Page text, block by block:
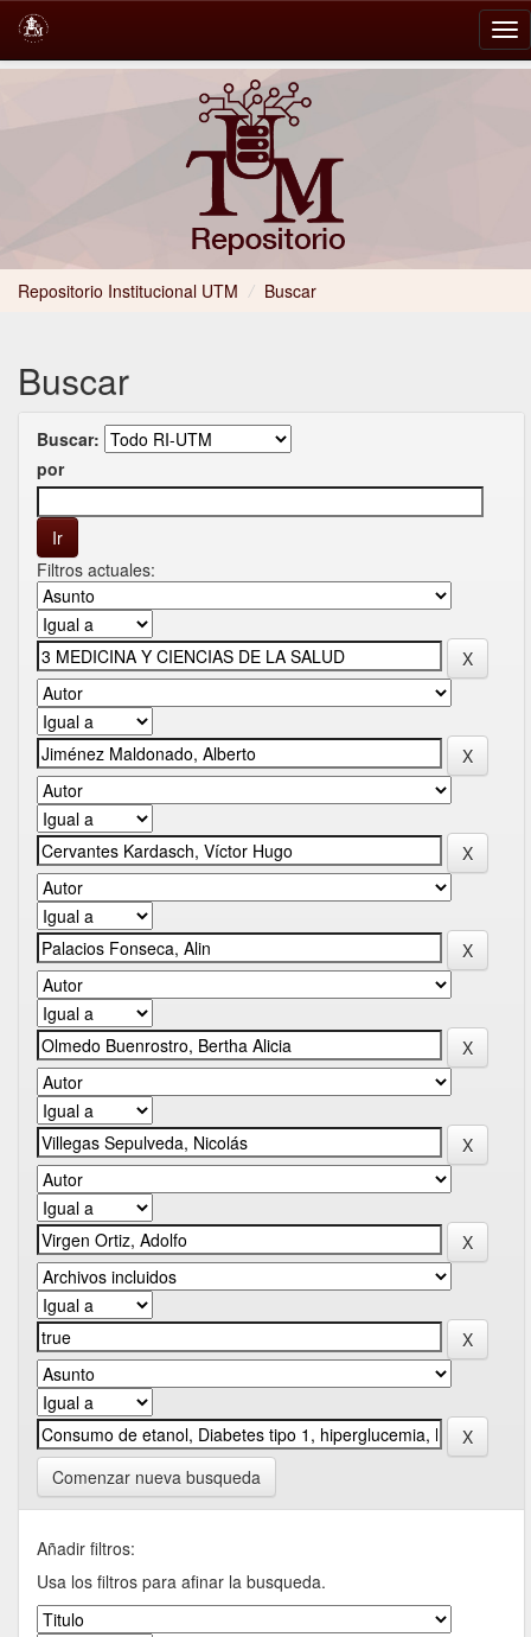
Repositorio Institucional UTM / Buscar
Buscar
Buscar:
por
Filtros actuales:
Comenzar nueva busqueda
Añadir filtros:
Usa los filtros para afinar la busqueda.